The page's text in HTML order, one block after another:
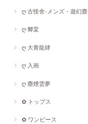
ღ 古怪舍-メンズ・遊幻齋
ღ 卿棠
ღ 大青龍肆
ღ 入画
ღ 塵煙雲夢
✿ トップス
✿ ワンピース